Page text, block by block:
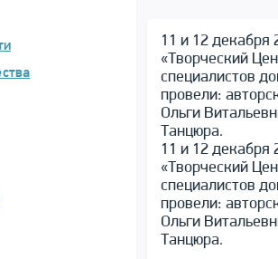
11 и 12 декабря
«Творческий
специалистов
провели:
Ольги
Танцюра.
11 и 12 декабря
«Творческий
специалистов
провели:
Ольги
Танцюра.